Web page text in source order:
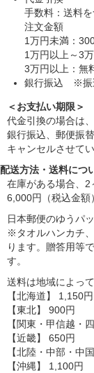
手数料：送料を
注文金額
1万円未満：
1万円以上～3
3万円以上：無
銀行振込 ※振
＜お支払い期限＞
代金引換の場合は
銀行振込、郵便振
キャンセルさせて
配送方法・送料につ
在庫がある場合、2
6,000円（税込金額
日本郵便のゆうパ
※タオルハンカチ
ります。贈答用等
す。
送料は地域によっ
【北海道】 1,150円
【東北】 900円
【関東・甲信越・
【近畿】 650円
【北陸・中部・中
【沖縄】 1,100円